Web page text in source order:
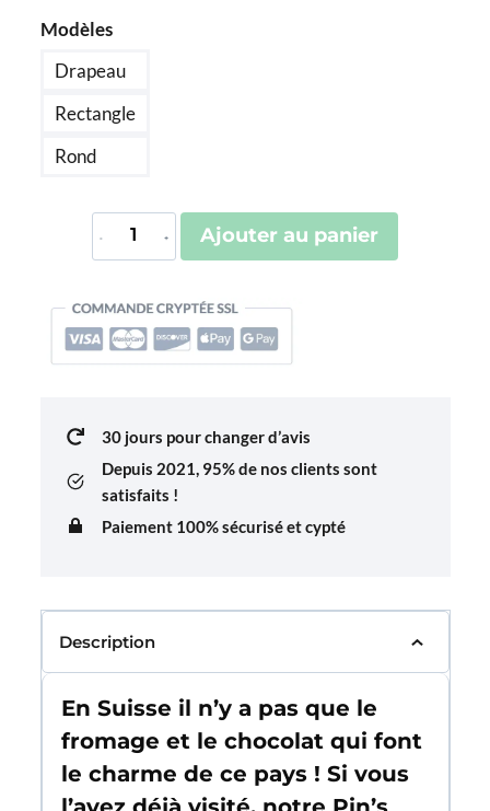
Modèles
Drapeau
Rectangle
Rond
quantité
de
Drapeau
Suisse
Ajouter au panier
30 jours pour changer d’avis
Depuis 2021, 95% de nos clients sont
satisfaits !
Paiement 100% sécurisé et cypté
Description
En Suisse il n’y a pas que le
fromage et le chocolat qui font
le charme de ce pays ! Si vous